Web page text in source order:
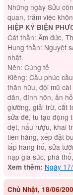
Những ngày Sửu
quan, trăm việc
HIỆP KỶ BIỆN
Cát thần: Âm đức,
Hung thần: Nguyệt
nhật.
Nên: Cúng tế
Kiêng: Cầu phúc
thân hữu, đội mũ
dân, đính hôn, ăn
giường, giải trừ, cắt
sửa đê, tu tạo động
dệt, nấu rượu, khai
tiền hàng, xếp đặt
lấp hang hố, sửa
nạp gia súc, phá
Xem thêm: Ngày
Chủ Nhật, 18/06/